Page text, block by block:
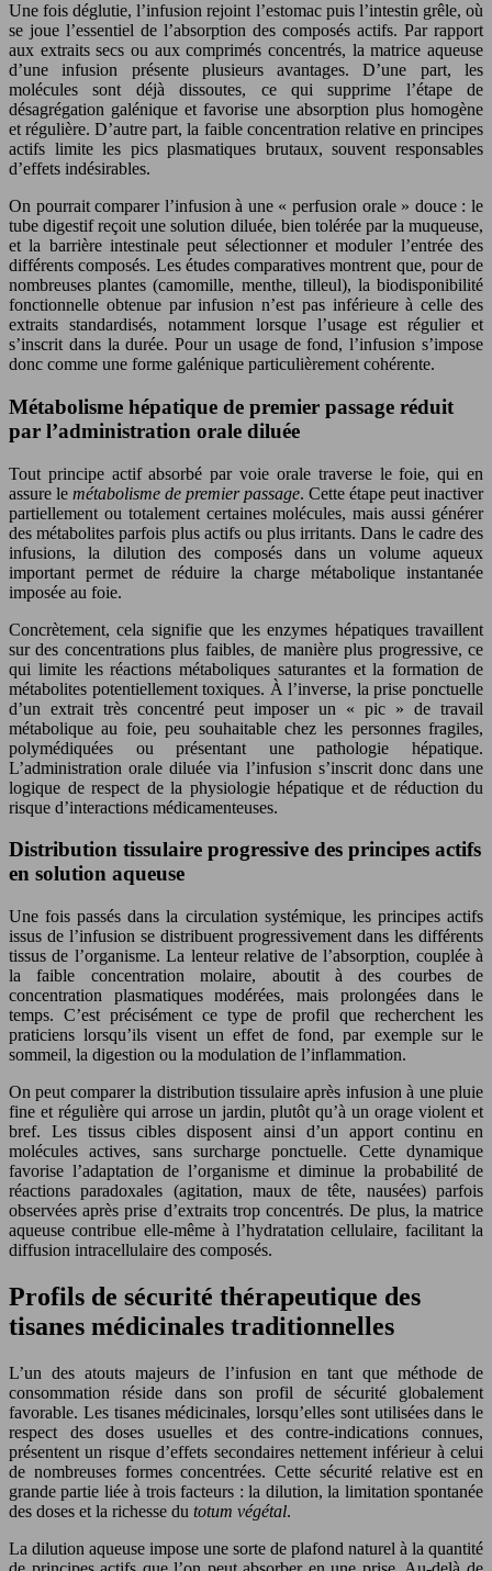
Une fois déglutie, l’infusion rejoint l’estomac puis l’intestin grêle, où
se joue l’essentiel de l’absorption des composés actifs. Par rapport
aux extraits secs ou aux comprimés concentrés, la matrice aqueuse
d’une infusion présente plusieurs avantages. D’une part, les
molécules sont déjà dissoutes, ce qui supprime l’étape de
désagrégation galénique et favorise une absorption plus homogène
et régulière. D’autre part, la faible concentration relative en principes
actifs limite les pics plasmatiques brutaux, souvent responsables
d’effets indésirables.
On pourrait comparer l’infusion à une « perfusion orale » douce : le
tube digestif reçoit une solution diluée, bien tolérée par la muqueuse,
et la barrière intestinale peut sélectionner et moduler l’entrée des
différents composés. Les études comparatives montrent que, pour de
nombreuses plantes (camomille, menthe, tilleul), la biodisponibilité
fonctionnelle obtenue par infusion n’est pas inférieure à celle des
extraits standardisés, notamment lorsque l’usage est régulier et
s’inscrit dans la durée. Pour un usage de fond, l’infusion s’impose
donc comme une forme galénique particulièrement cohérente.
Métabolisme hépatique de premier passage réduit
par l’administration orale diluée
Tout principe actif absorbé par voie orale traverse le foie, qui en
assure le métabolisme de premier passage. Cette étape peut inactiver
partiellement ou totalement certaines molécules, mais aussi générer
des métabolites parfois plus actifs ou plus irritants. Dans le cadre des
infusions, la dilution des composés dans un volume aqueux
important permet de réduire la charge métabolique instantanée
imposée au foie.
Concrètement, cela signifie que les enzymes hépatiques travaillent
sur des concentrations plus faibles, de manière plus progressive, ce
qui limite les réactions métaboliques saturantes et la formation de
métabolites potentiellement toxiques. À l’inverse, la prise ponctuelle
d’un extrait très concentré peut imposer un « pic » de travail
métabolique au foie, peu souhaitable chez les personnes fragiles,
polymédiquées ou présentant une pathologie hépatique.
L’administration orale diluée via l’infusion s’inscrit donc dans une
logique de respect de la physiologie hépatique et de réduction du
risque d’interactions médicamenteuses.
Distribution tissulaire progressive des principes actifs
en solution aqueuse
Une fois passés dans la circulation systémique, les principes actifs
issus de l’infusion se distribuent progressivement dans les différents
tissus de l’organisme. La lenteur relative de l’absorption, couplée à
la faible concentration molaire, aboutit à des courbes de
concentration plasmatiques modérées, mais prolongées dans le
temps. C’est précisément ce type de profil que recherchent les
praticiens lorsqu’ils visent un effet de fond, par exemple sur le
sommeil, la digestion ou la modulation de l’inflammation.
On peut comparer la distribution tissulaire après infusion à une pluie
fine et régulière qui arrose un jardin, plutôt qu’à un orage violent et
bref. Les tissus cibles disposent ainsi d’un apport continu en
molécules actives, sans surcharge ponctuelle. Cette dynamique
favorise l’adaptation de l’organisme et diminue la probabilité de
réactions paradoxales (agitation, maux de tête, nausées) parfois
observées après prise d’extraits trop concentrés. De plus, la matrice
aqueuse contribue elle-même à l’hydratation cellulaire, facilitant la
diffusion intracellulaire des composés.
Profils de sécurité thérapeutique des
tisanes médicinales traditionnelles
L’un des atouts majeurs de l’infusion en tant que méthode de
consommation réside dans son profil de sécurité globalement
favorable. Les tisanes médicinales, lorsqu’elles sont utilisées dans le
respect des doses usuelles et des contre-indications connues,
présentent un risque d’effets secondaires nettement inférieur à celui
de nombreuses formes concentrées. Cette sécurité relative est en
grande partie liée à trois facteurs : la dilution, la limitation spontanée
des doses et la richesse du totum végétal.
La dilution aqueuse impose une sorte de plafond naturel à la quantité